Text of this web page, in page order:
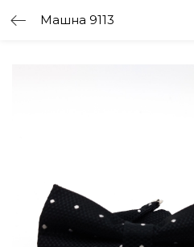
Машна 9113
LOGIN
Enter your username and
Remember me
Login